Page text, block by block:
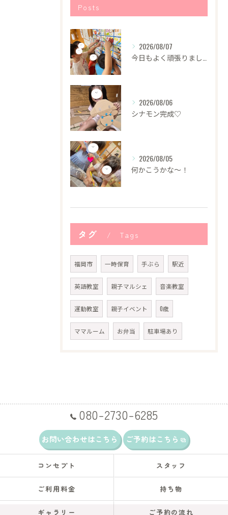
Posts
2026/08/07
2026/08/06
シナモン完成♡
2026/08/05
何かこうかな〜！
タグ Tags
福岡市 一時保育 手ぶら 駅近
英語教室 親子マルシェ 音楽教室
運動教室 親子イベント 0歳
ママルーム お弁当 駐車場あり
080-2730-6285
お問い合わせはこちら ご予約はこちら
コンセプト スタッフ
ご利用料金 持ち物
ギャラリー ご予約の流れ